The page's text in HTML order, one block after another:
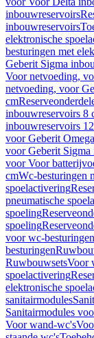
inbouwreservoirs
inbouwreservoirs
elektronische
besturingen met
Geberit Sigma
Voor netvoeding,
netvoeding, voor
cm
inbouwreservoirs 8
inbouwreservoirs
voor Geberit
voor Geberit
voor Voor
cmWc-besturingen
spoelactivering
pneumatische
spoeling
spoeling
voor wc-besturingen
besturingen
RuwbouwsetsVoor
spoelactivering
elektronische
sanitairmodules
Sanitairmodules
Voor wand-wc's